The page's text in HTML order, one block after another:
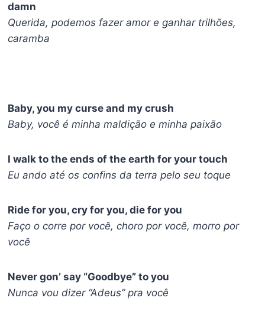
damn
Querida, podemos fazer amor e ganhar trilhões,
caramba
Baby, you my curse and my crush
Baby, você é minha maldição e minha paixão
I walk to the ends of the earth for your touch
Eu ando até os confins da terra pelo seu toque
Ride for you, cry for you, die for you
Faço o corre por você, choro por você, morro por
você
Never gon’ say “Goodbye” to you
Nunca vou dizer “Adeus” pra você